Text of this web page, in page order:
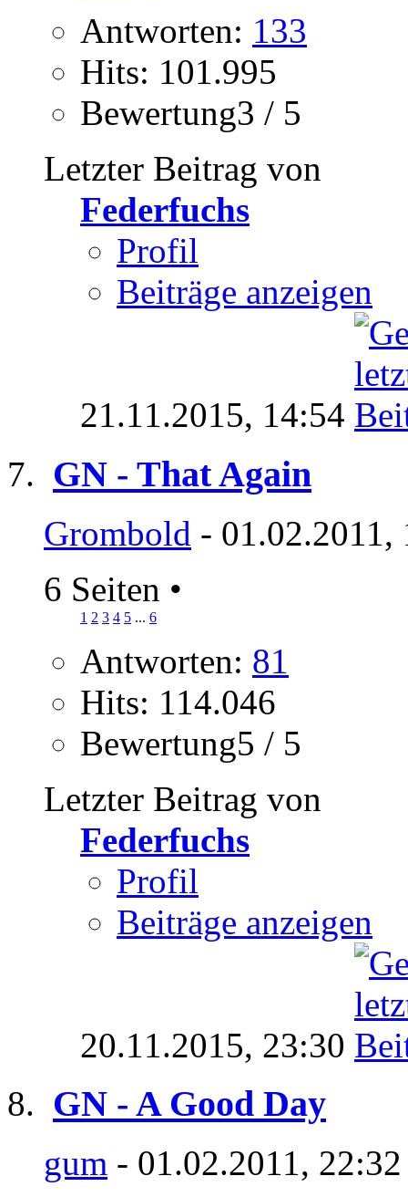
Antworten: 133
Hits: 101.995
Bewertung3 / 5
Letzter Beitrag von
Federfuchs
Profil
Beiträge anzeigen
21.11.2015, 14:54
GN - That Again
Grombold - 01.02.2011,
6 Seiten •
1 2 3 4 5 ... 6
Antworten: 81
Hits: 114.046
Bewertung5 / 5
Letzter Beitrag von
Federfuchs
Profil
Beiträge anzeigen
20.11.2015, 23:30
GN - A Good Day
gum - 01.02.2011,